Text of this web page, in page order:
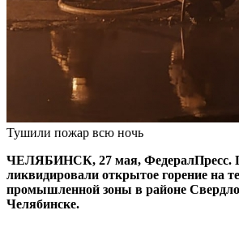
Тушили пожар всю ночь
ЧЕЛЯБИНСК, 27 мая, ФедералПресс.
ликвидировали открытое горение на
промышленной зоны в районе
Челябинске.